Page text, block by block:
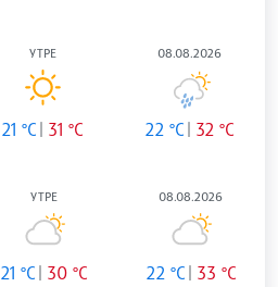
УТРЕ
21 °C 31 °C
08.08.2026
22 °C 32 °C
УТРЕ
21 °C 30 °C
08.08.2026
22 °C 33 °C